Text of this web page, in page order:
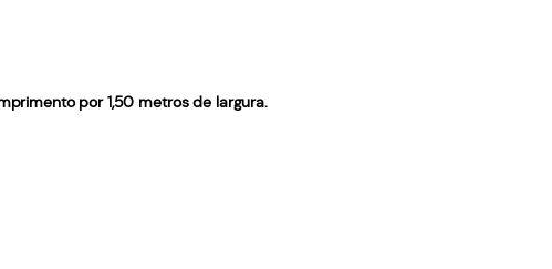
por 1,50 metros de largura.